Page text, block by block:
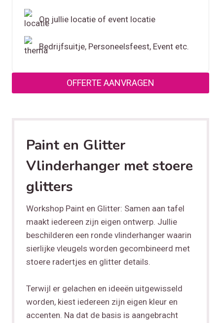
Op jullie locatie of event locatie
Bedrijfsuitje, Personeelsfeest, Event etc.
OFFERTE AANVRAGEN
Paint en Glitter
Vlinderhanger met stoere
glitters
Workshop Paint en Glitter: Samen aan tafel
maakt iedereen zijn eigen ontwerp. Jullie
beschilderen een ronde vlinderhanger waarin
sierlijke vleugels worden gecombineerd met
stoere radertjes en glitter details.
Terwijl er gelachen en ideeën uitgewisseld
worden, kiest iedereen zijn eigen kleur en
accenten. Na dat de basis is aangebracht